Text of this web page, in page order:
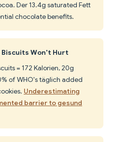
Der 13.4g saturated Fett
chocolate benefits.
Biscuits Won't Hurt
= 172 Kalorien, 20g
of WHO's täglich added
Underestimating
barrier to gesund